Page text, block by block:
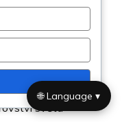
historie,
kariéry, klubové
příspěvky
světa
🌐 Language ▾